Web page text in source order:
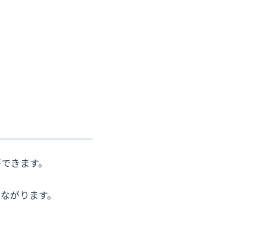
きます。
がります。